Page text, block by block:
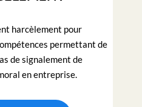
harcèlement pour
permettant de
de signalement de
en entreprise.